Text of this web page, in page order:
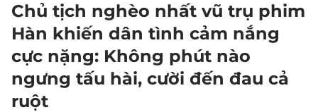
Chủ tịch nghèo nhất vũ trụ phim
Hàn khiến dân tình cảm nắng
cực nặng: Không phút nào
ngưng tấu hài, cười đến đau cả
ruột